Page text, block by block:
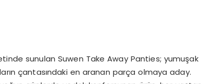
sunulan Suwen Take Away Panties; yumuşak
çantasındaki en aranan parça olmaya aday.